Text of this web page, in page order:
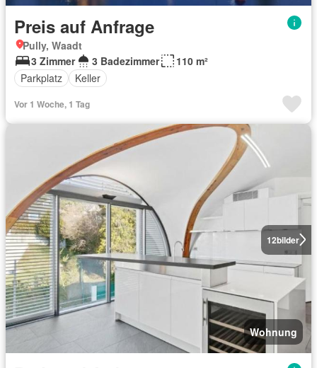
Preis auf Anfrage
Pully, Waadt
3 Zimmer
3 Badezimmer
110 m²
Parkplatz
Keller
Vor 1 Woche, 1 Tag
12bilder
Wohnung